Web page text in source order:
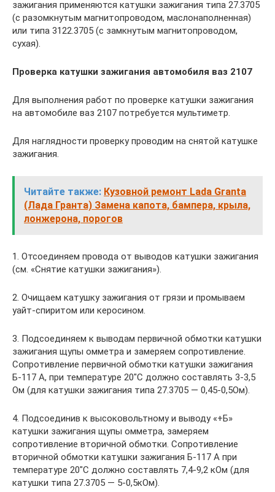
зажигания применяются катушки зажигания типа 27.3705
(с разомкнутым магнитопроводом, маслонаполненная)
или типа 3122.3705 (с замкнутым магнитопроводом,
сухая).
Проверка катушки зажигания автомобиля ваз 2107
Для выполнения работ по проверке катушки зажигания
на автомобиле ваз 2107 потребуется мультиметр.
Для наглядности проверку проводим на снятой катушке
зажигания.
Читайте также: Кузовной ремонт Lada Granta
(Лада Гранта) Замена капота, бампера, крыла,
лонжерона, порогов
1. Отсоединяем провода от выводов катушки зажигания
(см. «Снятие катушки зажигания»).
2. Очищаем катушку зажигания от грязи и промываем
уайт-спиритом или керосином.
3. Подсоединяем к выводам первичной обмотки катушки
зажигания щупы омметра и замеряем сопротивление.
Сопротивление первичной обмотки катушки зажигания
Б-117 А, при температуре 20″С должно составлять 3-3,5
Ом (для катушки зажигания типа 27.3705 — 0,45-0,5Ом).
4. Подсоединив к высоковольтному и выводу «+Б»
катушки зажигания щупы омметра, замеряем
сопротивление вторичной обмотки. Сопротивление
вторичной обмотки катушки зажигания Б-117 А при
температуре 20″С должно составлять 7,4-9,2 кОм (для
катушки типа 27.3705 — 5-0,5кОм).